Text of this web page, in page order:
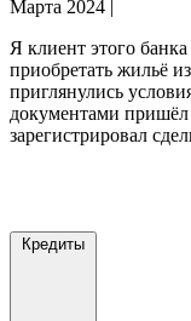
Марта 2024 |
Я клиент этого
приобретать жильё
приглянулись
документами пришёл
зарегистрировал
Кредиты